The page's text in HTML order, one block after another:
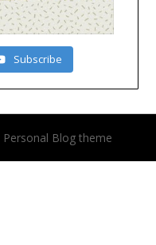
Subscribe
Personal Blog theme